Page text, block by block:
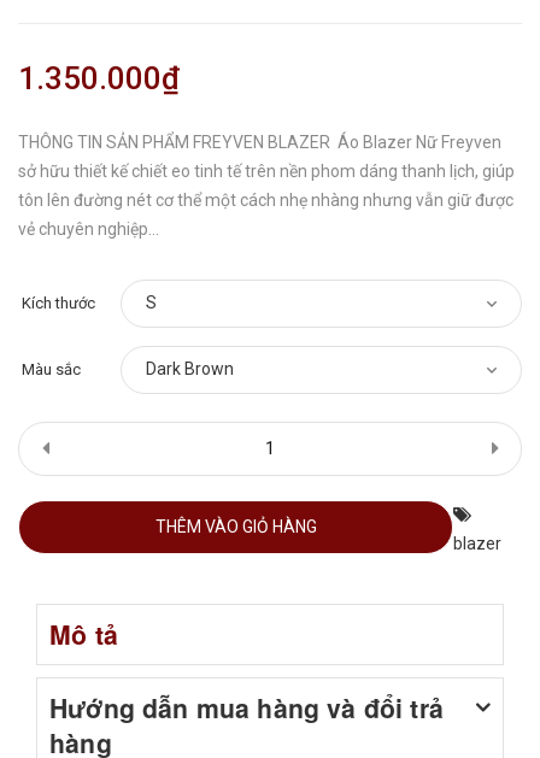
1.350.000₫
THÔNG TIN SẢN PHẨM FREYVEN BLAZER Áo Blazer Nữ Freyven
sở hữu thiết kế chiết eo tinh tế trên nền phom dáng thanh lịch, giúp
tôn lên đường nét cơ thể một cách nhẹ nhàng nhưng vẫn giữ được
vẻ chuyên nghiệp...
Kích thước
Màu sắc
THÊM VÀO GIỎ HÀNG
blazer
Mô tả
Hướng dẫn mua hàng và đổi trả
hàng